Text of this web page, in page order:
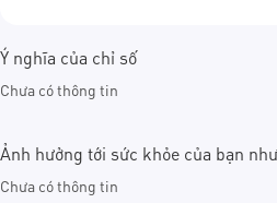
Ý nghĩa của chỉ số
Chưa có thông tin
Ảnh hưởng tới sức khỏe của bạn
Chưa có thông tin